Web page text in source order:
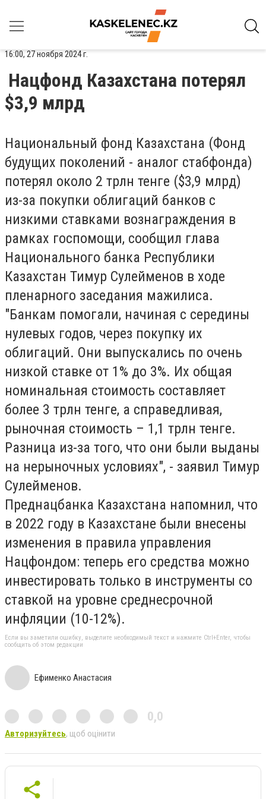
16:00, 27 ноября 2024 г.
Нацфонд Казахстана потерял
$3,9 млрд
Национальный фонд Казахстана (Фонд
будущих поколений - аналог стабфонда)
потерял около 2 трлн тенге ($3,9 млрд)
из-за покупки облигаций банков с
низкими ставками вознаграждения в
рамках госпомощи, сообщил глава
Национального банка Республики
Казахстан Тимур Сулейменов в ходе
пленарного заседания мажилиса.
"Банкам помогали, начиная с середины
нулевых годов, через покупку их
облигаций. Они выпускались по очень
низкой ставке от 1% до 3%. Их общая
номинальная стоимость составляет
более 3 трлн тенге, а справедливая,
рыночная стоимость – 1,1 трлн тенге.
Разница из-за того, что они были выданы
на нерыночных условиях", - заявил Тимур
Сулейменов.
Преднацбанка Казахстана напомнил, что
в 2022 году в Казахстане были внесены
изменения в правила управления
Нацфондом: теперь его средства можно
инвестировать только в инструменты со
ставкой на уровне среднесрочной
инфляции (10-12%).
Если вы заметили ошибку, выделите необходимый текст и нажмите Ctrl+Enter, чтобы
сообщить об этом редакции
Ефименко Анастасия
0,0
Авторизуйтесь, щоб оцінити